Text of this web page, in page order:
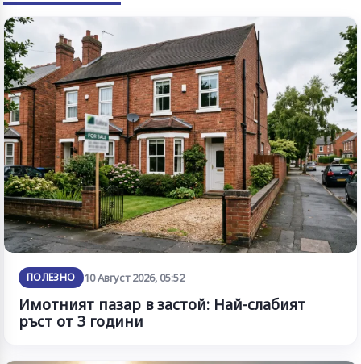
ПОЛЕЗНО 10 Август 2026, 05:52
Имотният пазар в застой: Най-слабият
ръст от 3 години